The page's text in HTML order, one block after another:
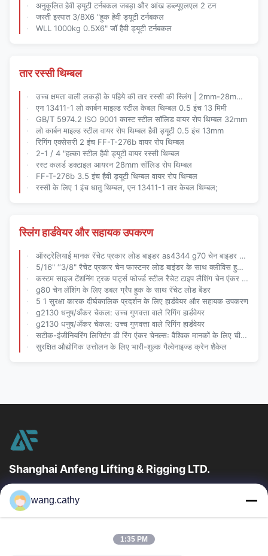
अनुकूलित हेवी ड्यूटी टर्नबकल जबड़ा और आंख डब्ल्यूएलएल 2 टन
जस्ती इस्पात 3/8X6 "हुक हेवी ड्यूटी टर्नबकल
WLL 1000kg 0.5X6" जॉ हैवी ड्यूटी टर्नबकल
तार रस्सी थिम्बल
उच्च क्षमता वाली लकड़ी के पहिये की तार रस्सी की स्लिंग | 2mm-28mm व्यास | जस्ती
एन 13411-1 लो कार्बन माइल्ड स्टील केबल थिम्बल 0.5 इंच 13 मिमी
GB/T 5974.2 ISO 9001 कास्ट स्टील सॉलिड वायर रोप थिम्बल 32mm
लो कार्बन माइल्ड स्टील वायर रोप थिम्बल हैवी ड्यूटी 0.5 इंच 13mm
रिगिंग एक्सेसरी 2 इंच FF-T-276b वायर रोप थिम्बल
2-1 / 4 "हल्का स्टील हैवी ड्यूटी वायर रस्सी थिम्बल
रस्ट कलर्ड डक्टाइल आयरन 28mm सॉलिड रोप थिम्बल
FF-T-276b 3.5 इंच हैवी ड्यूटी थिम्बल वायर रोप थिम्बल
रस्सी के लिए 1 इंच धातु थिम्बल, एन 13411-1 तार केबल थिम्बल;
स्लिंग हार्डवेयर और सहायक उपकरण
ऑस्ट्रेलियाई मानक रॅचेट प्रकार लोड बाइडर as4344 g70 चेन बाइडर पीले पाउडर लेपित फिनिश के साथ
5/16" ′′3/8" रैचेट प्रकार चेन फास्टनर लोड बाइंडर के साथ क्लीविस हुक भारी शुल्क कार्गो सुरक्षा के लिए
कस्टम साइज टेंशनिंग ट्रक पार्ट्स फोर्ज्ड स्टील रैचेट टाइप लैशिंग चेन एंकर लोड बाइंडर को स्थिर करता है
g80 चेन लॅशिंग के लिए डबल ग्रैप हुक के साथ रॅचेट लोड बेंडर
5 1 सुरक्षा कारक दीर्घकालिक प्रदर्शन के लिए हार्डवेयर और सहायक उपकरण
g2130 धनुष/अँकर चेकल: उच्च गुणवत्ता वाले रिगिंग हार्डवेयर
g2130 धनुष/अँकर चेकल: उच्च गुणवत्ता वाले रिगिंग हार्डवेयर
सटीक-इंजीनियरिंग लिफ्टिंग डी रिंग एंकर चेनल्सः वैश्विक मानकों के लिए चीन निर्मित विश्वसनीयता
सुरक्षित औद्योगिक उत्तोलन के लिए भारी-शुल्क गैल्वेनाइज्ड क्रेन शैकेल
Shanghai Anfeng Lifting & Rigging LTD.
उद्योग में 20 वर्षों के अनुभव के साथ, हम अपने ग्राहकों को प्रीमियम लिफ्टिंग और
हेराफेरी उत्पादों और कस्टम-डिज़ाइन किए गए लिफ्टिंग समाधान प्रदान...
त्वरित लिंक
उत्पादों
wang.cathy
1:35 PM